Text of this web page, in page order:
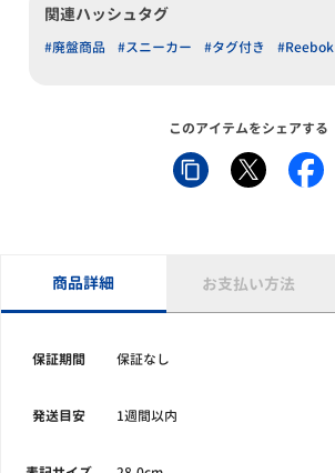
関連ハッシュタグ
#廃盤商品 #スニーカー #タグ付き #Reebok
このアイテムをシェアする
商品詳細 お支払い方法
保証期間 保証なし
発送目安 1週間以内